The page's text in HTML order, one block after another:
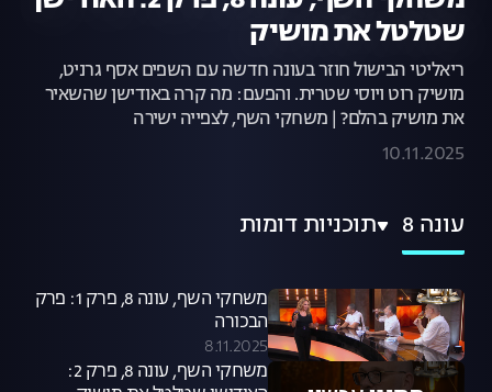
שטלטל את מושיק
ריאליטי הבישול חוזר בעונה חדשה עם השפים אסף גרניט,
מושיק רוט ויוסי שטרית. והפעם: מה קרה באודישן שהשאיר
את מושיק בהלם? | משחקי השף, לצפייה ישירה
10.11.2025
עונה 8 תוכניות דומות
משחקי השף, עונה 8, פרק 1: פרק
הבכורה
8.11.2025
משחקי השף, עונה 8, פרק 2: